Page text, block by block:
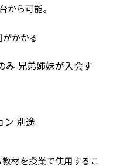
から可能。
かかる
み 兄弟姉妹が入会す
ン 別途
材を授業で使用するこ